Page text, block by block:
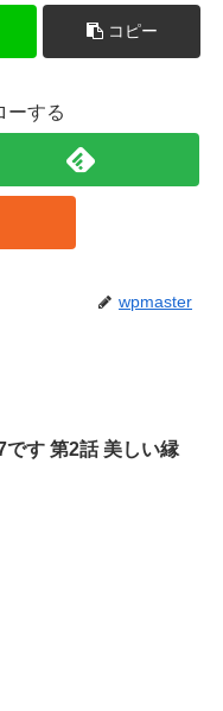
コピー
ーする
wpmaster
です 第2話 美しい縁